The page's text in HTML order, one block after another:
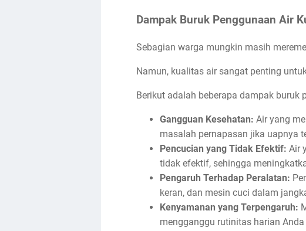
Dampak Buruk Penggunaan Air
Sebagian warga mungkin masih
Namun, kualitas air sangat penting
Berikut adalah beberapa dampak buruk
Gangguan Kesehatan: Air yang
masalah pernapasan jika uapnya
Pencucian yang Tidak Efektif: Air
tidak efektif, sehingga
Pengaruh Terhadap Peralatan:
keran, dan mesin cuci dalam
Kenyamanan yang Terpengaruh:
mengganggu rutinitas harian